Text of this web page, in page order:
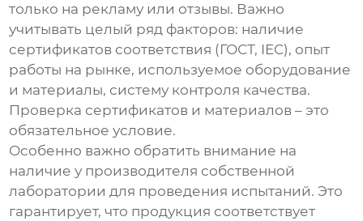
только на рекламу или отзывы. Важно
учитывать целый ряд факторов: наличие
сертификатов соответствия (ГОСТ, IEC), опыт
работы на рынке, используемое оборудование
и материалы, систему контроля качества.
Проверка сертификатов и материалов – это
обязательное условие.
Особенно важно обратить внимание на
наличие у производителя собственной
лаборатории для проведения испытаний. Это
гарантирует, что продукция соответствует